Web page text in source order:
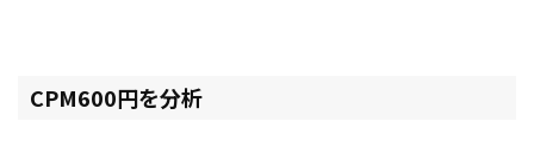
CPM600円を分析